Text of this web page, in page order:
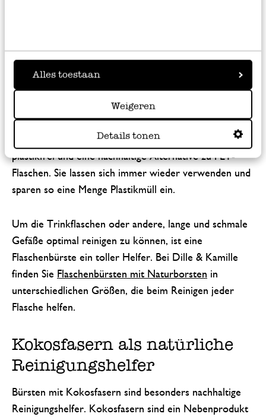
Alles toestaan
Weigeren
Details tonen
Genügend Wasser zu sich zu nehmen, ist wichtig für
unser Wohlbefinden. Mindestens 1,5 l Wasser oder
ungesüßten Teesollte ein Erwachsener am Tag
trinken. Um auch unterwegs immer mit Flüssigkeit
versorgt zu sein, eignet sich eineTrinkflascheam
besten. Trinkflaschen aus Glas oder Edelstahl sind
plastikfrei und eine nachhaltige Alternative zu PET-
Flaschen. Sie lassen sich immer wieder verwenden und
sparen so eine Menge Plastikmüll ein.
Um die Trinkflaschen oder andere, lange und schmale
Gefäße optimal reinigen zu können, ist eine
Flaschenbürste ein toller Helfer. Bei Dille & Kamille
finden Sie Flaschenbürsten mit Naturborsten in
unterschiedlichen Größen, die beim Reinigen jeder
Flasche helfen.
Kokosfasern als natürliche
Reinigungshelfer
Bürsten mit Kokosfasern sind besonders nachhaltige
Reinigungshelfer. Kokosfasern sind ein Nebenprodukt